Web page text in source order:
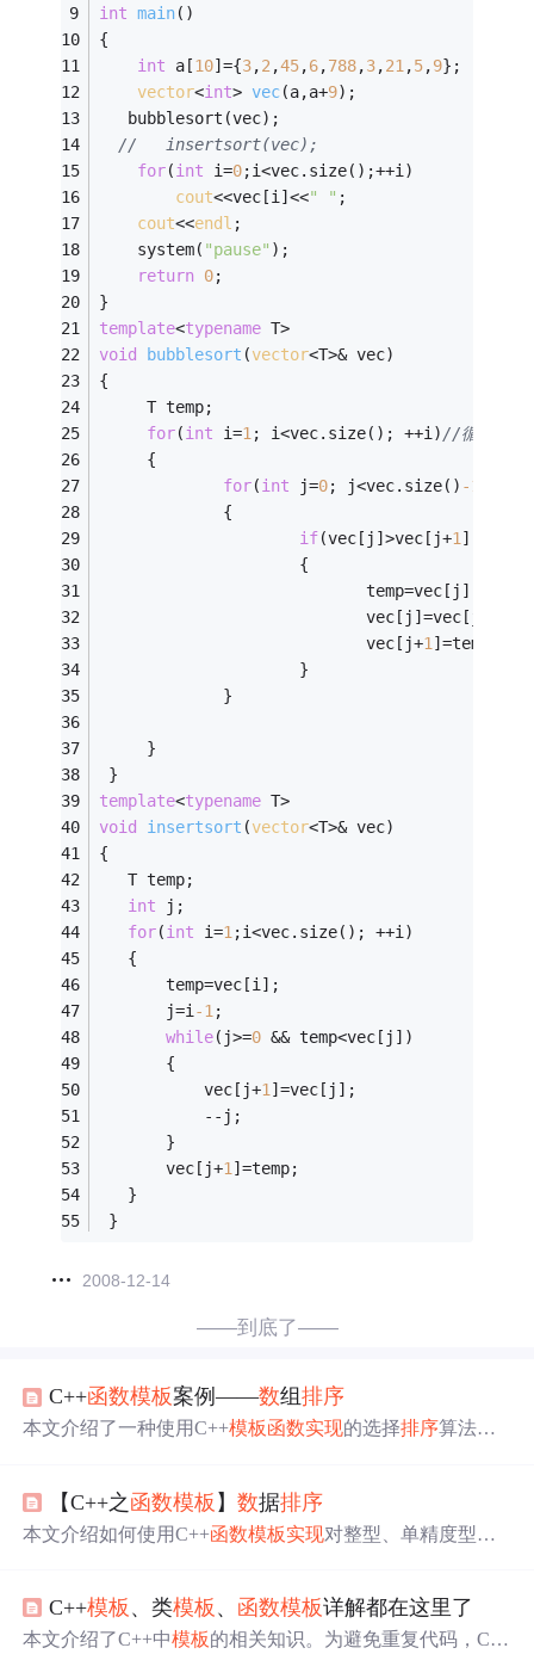
int main()
{
int a[10]={3,2 ,45,6,788,3,21 ,5,9};
vector<int> vec(a,a+9) ;
   bubblesort(vec);
//   insertsort(vec);
for(int i=0;i<vec.size();++i)
cout<<vec[i]<<" " ;
cout<<endl ;
	system(
"pause" );
return 0;
}
template<typename T>
void
bubblesort (vector<T>& vec)
{
     T temp;
for(int i=1 ; i<vec.size(); ++i)//循环
     {
for(int j=0; j<vec.size() -1
             {
if(vec[j]>vec[j+1 ])
                     {
                            temp=vec[j];
                            vec[j]=vec[j+
                            vec[j+
1 ]=temp;
                     }
             }
     }
}
template<typename T>
void
insertsort (vector<T>& vec)
{
   T temp;
int j;
for(int i=1 ;i<vec.size(); ++i)
   {
       temp=vec[i];
       j=i
-1 ;
while(j>=0 && temp<vec[j])
       {
           vec[j+
1 ]=vec[j];
           --j;
       }
       vec[j+
1 ]=temp;
   }
}
2008-12-14
——到底了——
C++函数模板案例——数组排序
本文介绍了一种使用C++模板函数实现的选择排序算法，
对char数组和int数组的有效排序，并提供了打印
数以验证排序效果。
【C++之 函数模板 】数据排序
本文介绍如何使用C++函数模板实现对整型、单精度型和
C++模板 、类模板 、 函数模板详解都在这里了
本文介绍了C++中模板的相关知识。为避免重复代码，C+